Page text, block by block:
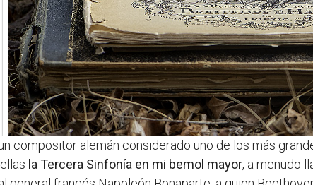
compositor alemán considerado uno de los más
la Tercera Sinfonía en mi bemol mayor, a menudo